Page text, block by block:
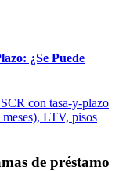
¿Se Puede
con tasa-y-plazo
LTV, pisos
de préstamo